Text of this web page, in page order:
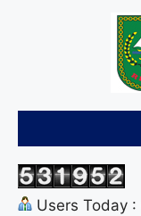
Users Today